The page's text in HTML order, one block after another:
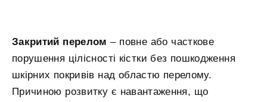
Закритий перелом – повне або часткове
порушення цілісності кістки без пошкодження
шкірних покривів над областю перелому.
Причиною розвитку є навантаження, що